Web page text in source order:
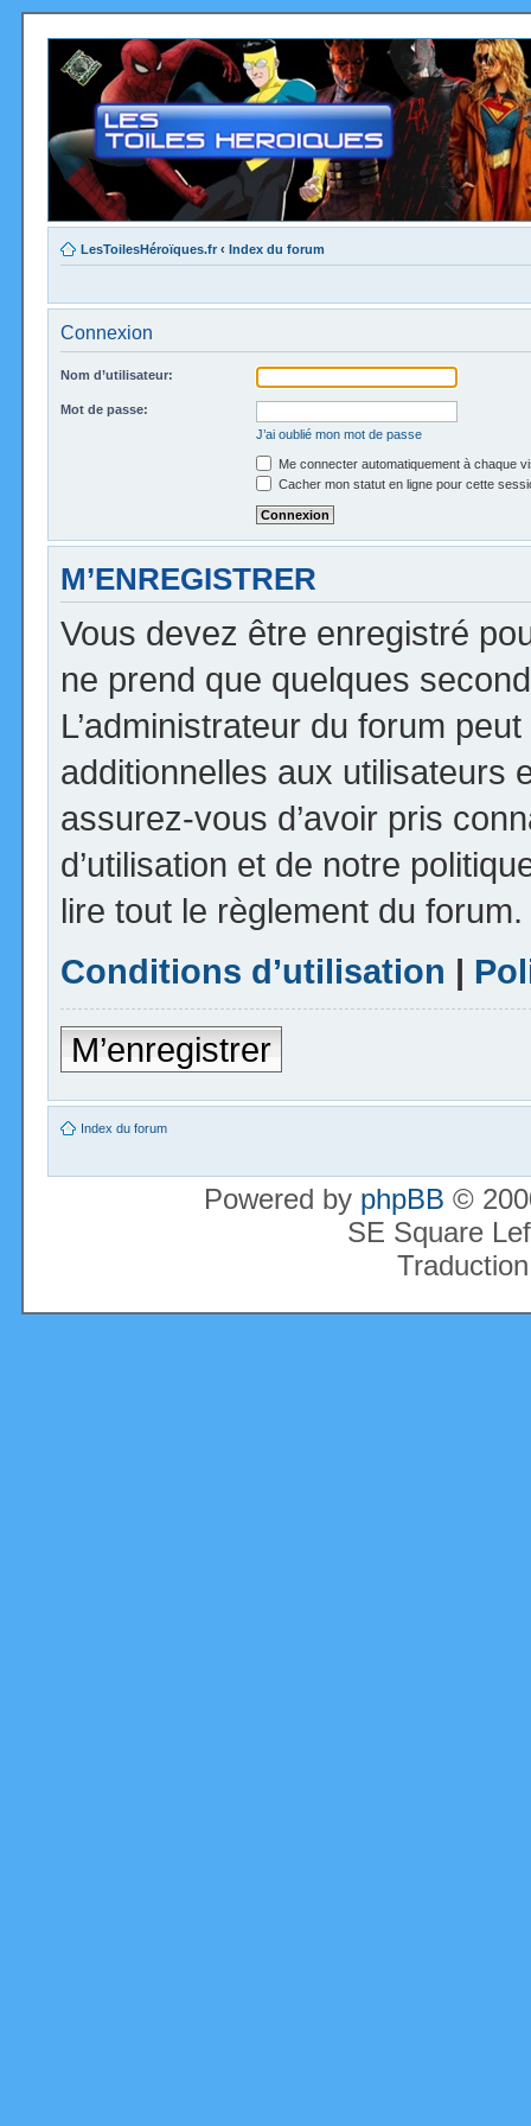
LesToilesHéroïques.fr ‹ Index du forum
Connexion
Nom d’utilisateur:
Mot de passe:
J’ai oublié mon mot de passe
Me connecter automatiquement à chaque
Cacher mon statut en ligne pour cette
M’ENREGISTRER
Vous devez être enregistré
ne prend que quelques
L’administrateur du forum
additionnelles aux utilisateurs
assurez-vous d’avoir pris
d’utilisation et de notre
lire tout le règlement du forum.
Conditions d’utilisation |
M’enregistrer
Index du forum
Powered by phpBB ©
SE Square